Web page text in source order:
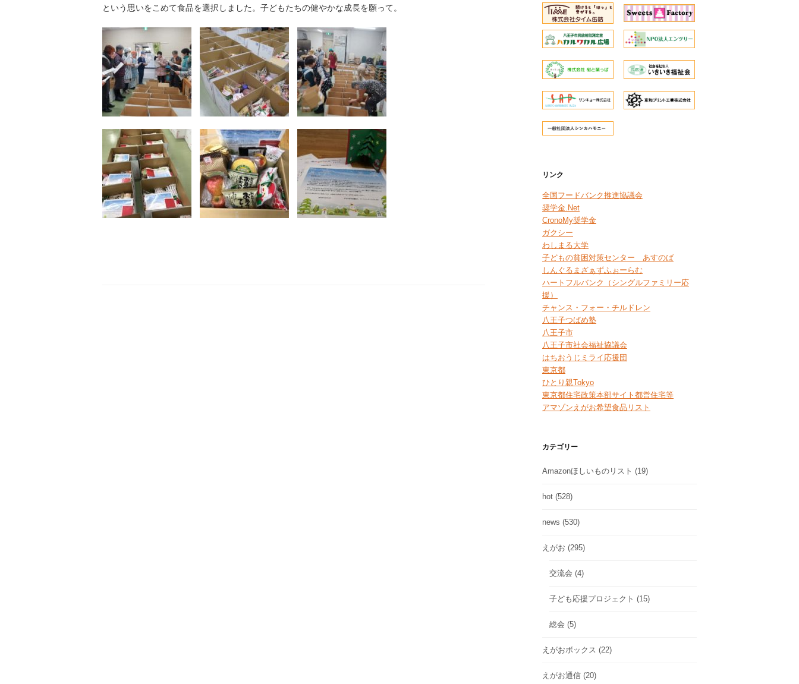
という思いをこめて食品を選択しました。子どもたちの健やかな成長を願って。
リンク
全国フードバンク推進協議会
奨学金.Net
CronoMy奨学金
ガクシー
わしまる大学
子どもの貧困対策センター あすのば
しんぐるまざぁずふぉーらむ
ハートフルバンク（シングルファミリー応
援）
チャンス・フォー・チルドレン
八王子つばめ塾
八王子市
八王子市社会福祉協議会
はちおうじミライ応援団
東京都
ひとり親Tokyo
東京都住宅政策本部サイト都営住宅等
アマゾンえがお希望食品リスト
カテゴリー
Amazonほしいものリスト (19)
hot (528)
news (530)
えがお (295)
交流会 (4)
子ども応援プロジェクト (15)
総会 (5)
えがおボックス (22)
えがお通信 (20)